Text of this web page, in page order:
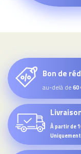
Bon de
au-delà de60
À partir de